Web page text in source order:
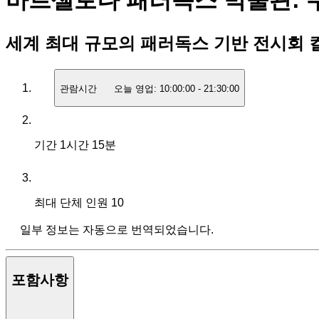
세계 최대 규모의 패러독스 기반 전시회
관람시간 오늘 영업: 10:00:00 - 21:30:00
기간 1시간 15분
최대 단체 인원 10
일부 정보는 자동으로 번역되었습니다.
포함사항